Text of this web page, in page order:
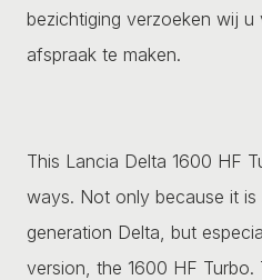
bezichtiging verzoeken wij u
afspraak te maken.
This Lancia Delta 1600 HF
ways. Not only because it
generation Delta, but
version, the 1600 HF